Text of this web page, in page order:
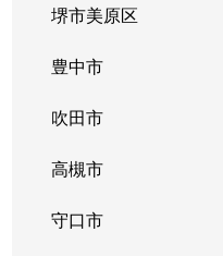
堺市美原区
豊中市
吹田市
高槻市
守口市